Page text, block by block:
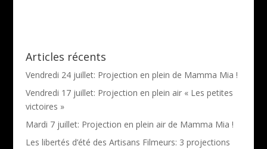
Articles récents
Vendredi 24 juillet: Projection en plein de Mamma Mia !
Vendredi 17 juillet: Projection en plein air « Les petites
victoires »
Mardi 7 juillet: Projection en plein air de Mamma Mia !
Les libertés d’été des Artisans Filmeurs: 3 projections